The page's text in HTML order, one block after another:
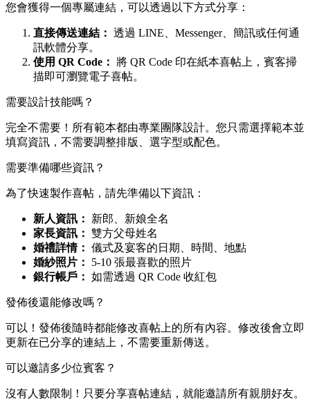
您會獲得一個專屬連結，可以透過以下方式分享：
直接傳送連結： 透過 LINE、Messenger、簡訊或任何通
訊軟體分享。
使用 QR Code：
將 QR Code 印在紙本喜帖上，賓客掃
描即可瀏覽電子喜帖。
需要設計技能嗎？
完全不需要！所有範本都由專業團隊設計。您只需選擇範本並
填寫資訊，不需要調整排版、選字型或配色。
需要準備哪些資訊？
為了快速製作喜帖，請先準備以下資訊：
新人資訊：
新郎、新娘全名
家長資訊： 雙方父母姓名
婚禮詳情： 儀式及宴客的日期、時間、地點
婚紗照片：
5-10 張最喜歡的照片
銀行帳戶： 如需透過 QR Code 收紅包
發佈後還能修改嗎？
可以！發佈後隨時都能修改喜帖上的所有內容。修改後會立即
更新在已分享的連結上，不需要重新傳送。
可以邀請多少位賓客？
沒有人數限制！只要分享喜帖連結，就能邀請所有親朋好友。